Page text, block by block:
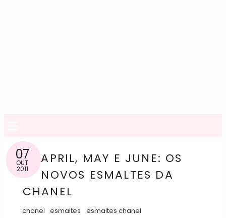
07
OUT
2011
APRIL, MAY E JUNE: OS
NOVOS ESMALTES DA
CHANEL
chanel esmaltes esmaltes chanel